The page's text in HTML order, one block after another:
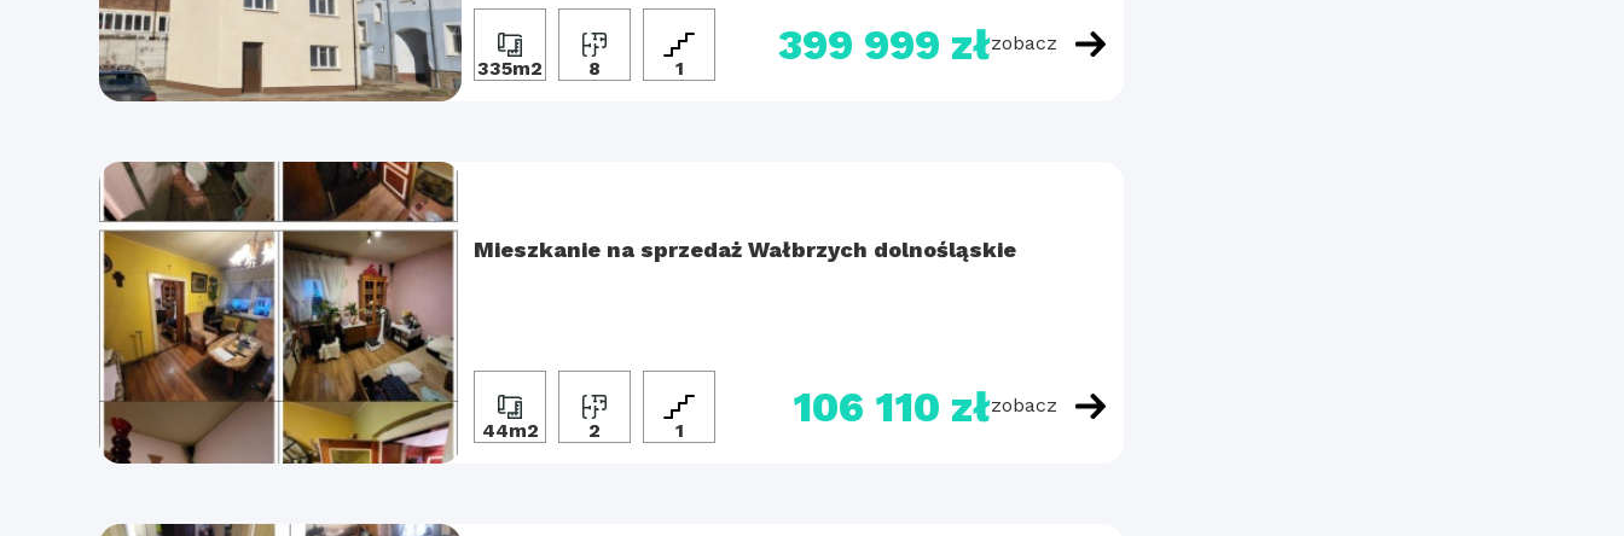
335m2 8 1 399 999 złzobacz
Mieszkanie na sprzedaż Wałbrzych dolnośląskie
44m2 2 1 106 110 złzobacz